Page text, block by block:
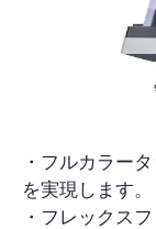
・フルカラー
を実現します。
・フレックス